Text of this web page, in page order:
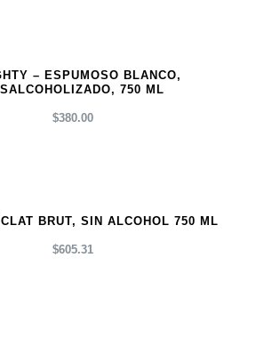
– ESPUMOSO BLANCO,
750 ML
$380.00
BRUT, SIN ALCOHOL 750 ML
$605.31